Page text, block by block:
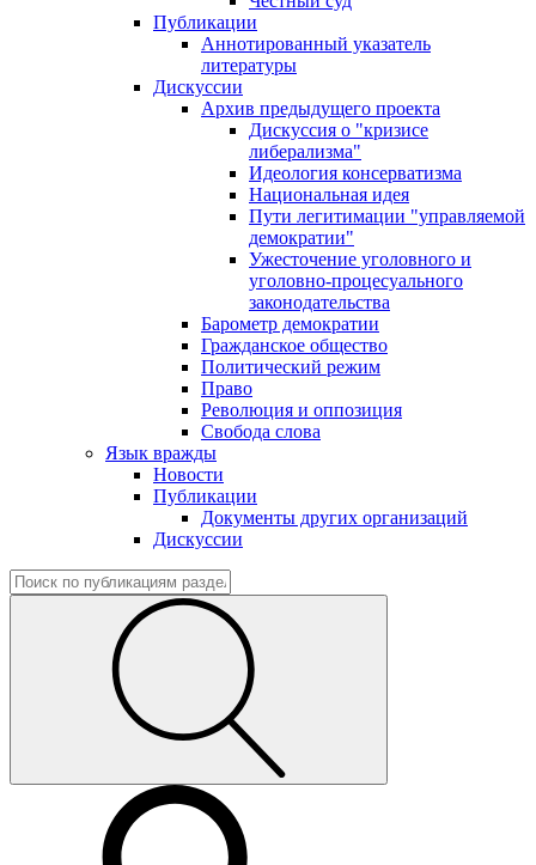
Публикации
Аннотированный указатель
литературы
Дискуссии
Архив предыдущего проекта
Дискуссия о "кризисе
либерализма"
Идеология консерватизма
Национальная идея
Пути легитимации "управляемой
демократии"
Ужесточение уголовного и
уголовно-процесуального
законодательства
Барометр демократии
Гражданское общество
Политический режим
Право
Революция и оппозиция
Свобода слова
Язык вражды
Новости
Публикации
Документы других организаций
Дискуссии